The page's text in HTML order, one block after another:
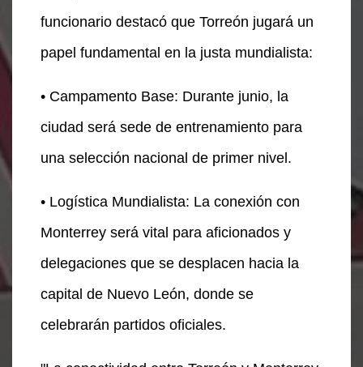
funcionario destacó que Torreón jugará un
papel fundamental en la justa mundialista:
• Campamento Base: Durante junio, la
ciudad será sede de entrenamiento para
una selección nacional de primer nivel.
• Logística Mundialista: La conexión con
Monterrey será vital para aficionados y
delegaciones que se desplacen hacia la
capital de Nuevo León, donde se
celebrarán partidos oficiales.